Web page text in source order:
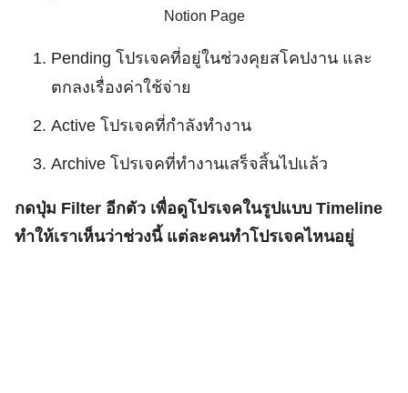
Notion Page
Pending โปรเจคที่อยู่ในช่วงคุยสโคปงาน และ
ตกลงเรื่องค่าใช้จ่าย
Active โปรเจคที่กำลังทำงาน
Archive โปรเจคที่ทำงานเสร็จสิ้นไปแล้ว
กดปุ่ม Filter อีกตัว เพื่อดูโปรเจคในรูปแบบ Timeline
ทำให้เราเห็นว่าช่วงนี้ แต่ละคนทำโปรเจคไหนอยู่